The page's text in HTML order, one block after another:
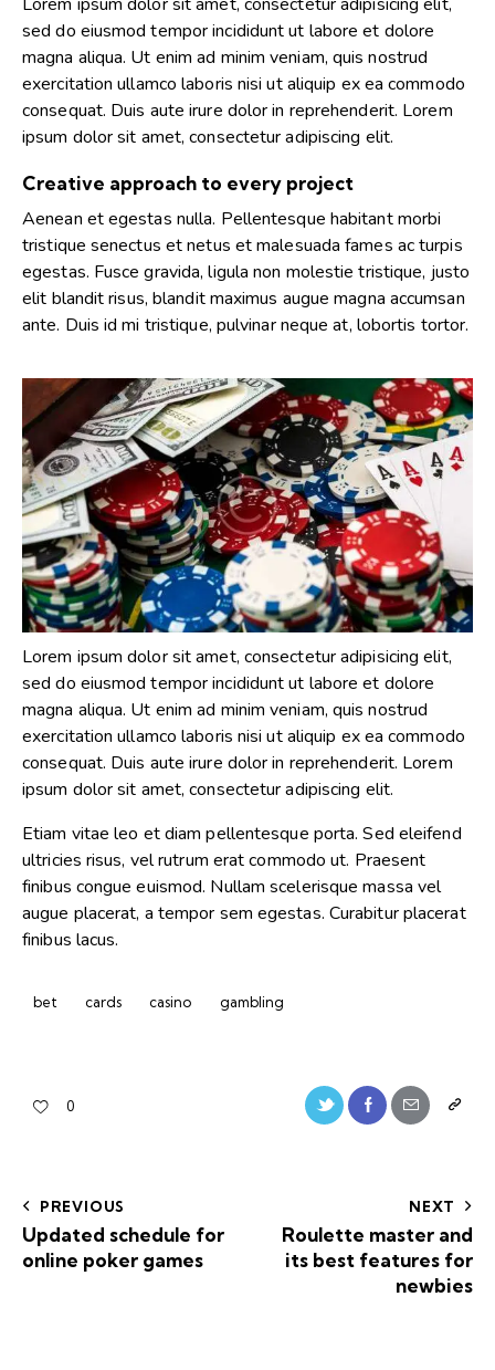
Lorem ipsum dolor sit amet, consectetur adipisicing elit,
sed do eiusmod tempor incididunt ut labore et dolore
magna aliqua. Ut enim ad minim veniam, quis nostrud
exercitation ullamco laboris nisi ut aliquip ex ea commodo
consequat. Duis aute irure dolor in reprehenderit. Lorem
ipsum dolor sit amet, consectetur adipiscing elit.
Creative approach to every project
Aenean et egestas nulla. Pellentesque habitant morbi
tristique senectus et netus et malesuada fames ac turpis
egestas. Fusce gravida, ligula non molestie tristique, justo
elit blandit risus, blandit maximus augue magna accumsan
ante. Duis id mi tristique, pulvinar neque at, lobortis tortor.
Lorem ipsum dolor sit amet, consectetur adipisicing elit,
sed do eiusmod tempor incididunt ut labore et dolore
magna aliqua. Ut enim ad minim veniam, quis nostrud
exercitation ullamco laboris nisi ut aliquip ex ea commodo
consequat. Duis aute irure dolor in reprehenderit. Lorem
ipsum dolor sit amet, consectetur adipiscing elit.
Etiam vitae leo et diam pellentesque porta. Sed eleifend
ultricies risus, vel rutrum erat commodo ut. Praesent
finibus congue euismod. Nullam scelerisque massa vel
augue placerat, a tempor sem egestas. Curabitur placerat
finibus lacus.
bet cards casino gambling
0
PREVIOUS
Updated schedule for
online poker games
NEXT
Roulette master and
its best features for
newbies